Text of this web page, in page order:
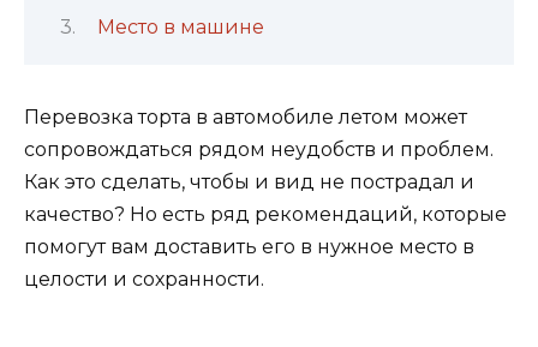
Место в машине
Перевозка торта в автомобиле летом может
сопровождаться рядом неудобств и проблем.
Как это сделать, чтобы и вид не пострадал и
качество? Но есть ряд рекомендаций, которые
помогут вам доставить его в нужное место в
целости и сохранности.